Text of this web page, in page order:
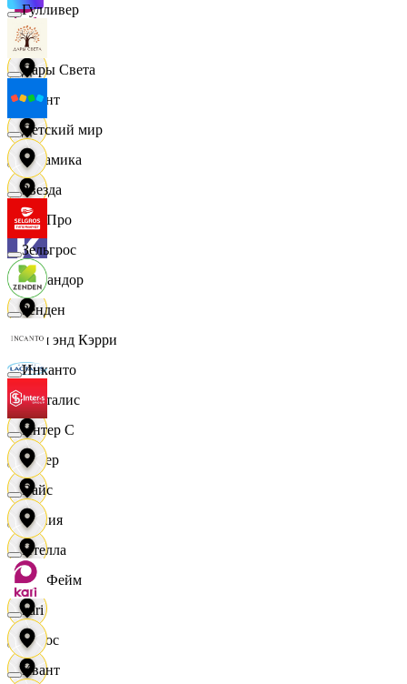
kari
Квант
Керамика
КитПро
Командор
Кэш энд Кэрри
Лакталис
Левер
Линия
ЛисФейм
Логос
Гулливер
Дары Света
Детский мир
Звезда
Зельгрос
Зенден
Инканто
Интер С
Вайс
Ителла
kari
Квант